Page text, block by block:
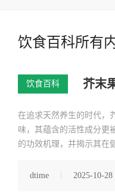
饮食百科所有
饮食百科 芥末
在追求天然养生的时代，
味，其蕴含的活性成分更
的功效机理，并揭示其在
dtime 2025-10-28